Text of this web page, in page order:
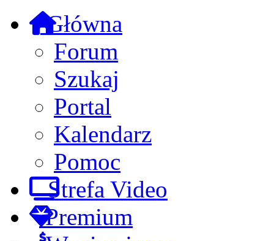
Główna
Forum
Szukaj
Portal
Kalendarz
Pomoc
Strefa Video
Premium